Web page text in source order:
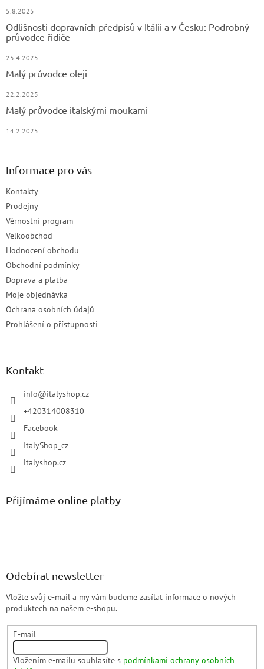
5.8.2025
Odlišnosti dopravních předpisů v Itálii a v Česku: Podrobný
průvodce řidiče
25.4.2025
Malý průvodce oleji
22.2.2025
Malý průvodce italskými moukami
14.2.2025
Informace pro vás
Kontakty
Prodejny
Věrnostní program
Velkoobchod
Hodnocení obchodu
Obchodní podmínky
Doprava a platba
Moje objednávka
Ochrana osobních údajů
Prohlášení o přístupnosti
Kontakt
info@italyshop.cz
+420314008310
Facebook
ItalyShop_cz
italyshop.cz
Přijímáme online platby
Odebírat newsletter
Vložte svůj e-mail a my vám budeme zasílat informace o nových
produktech na našem e-shopu.
E-mail
Vložením e-mailu souhlasíte s podmínkami ochrany osobních